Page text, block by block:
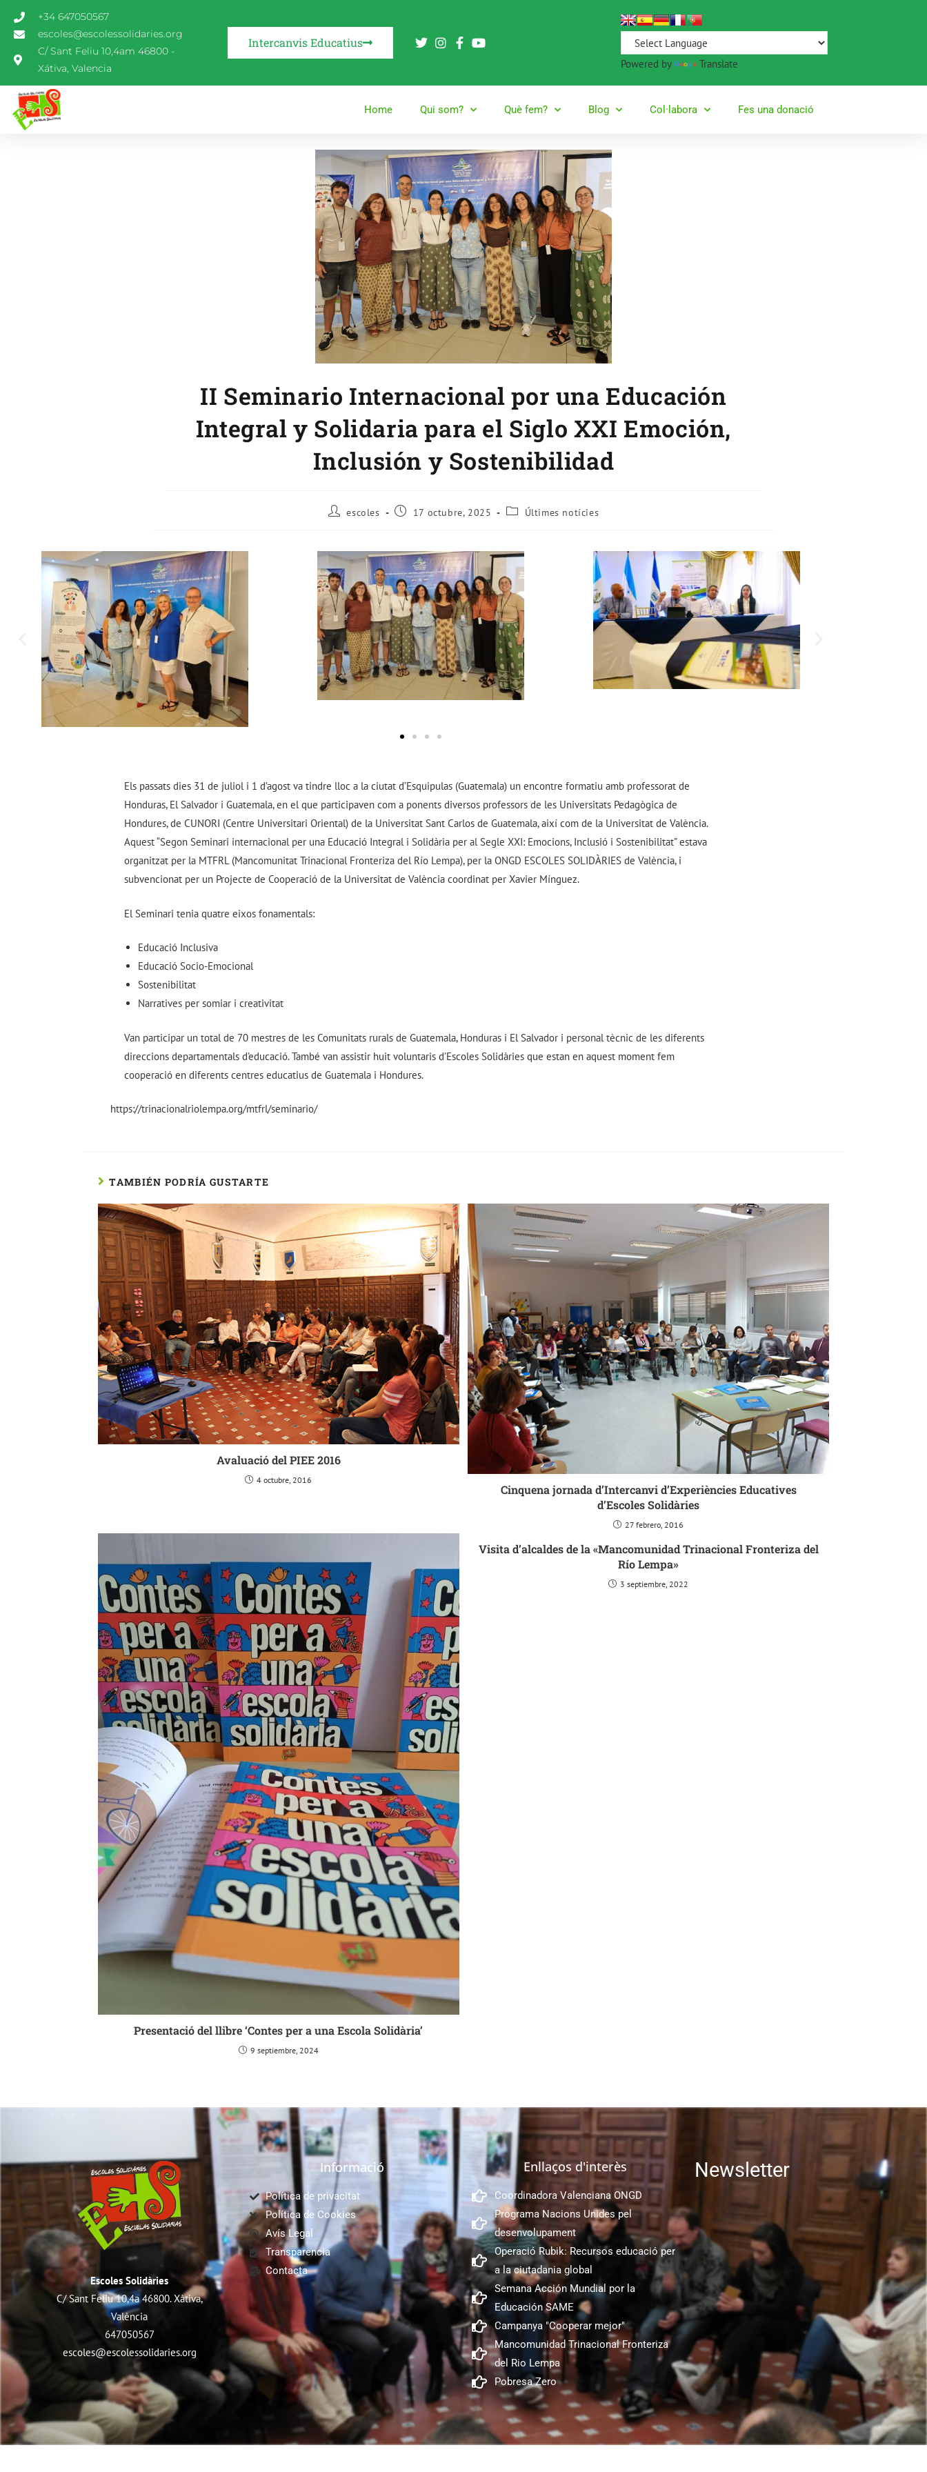
+34 647050567
escoles@escolessolidaries.org
C/ Sant Feliu 10,4am 46800 -
Xátiva, Valencia
Intercanvis Educatius
Powered by Translate
Home Qui som? Què fem? Blog Col·labora Fes una donació
II Seminario Internacional por una Educación
Integral y Solidaria para el Siglo XXI Emoción,
Inclusión y Sostenibilidad
escoles 17 octubre, 2025 Últimes notícies
Els passats dies 31 de juliol i 1 d’agost va tindre lloc a la ciutat d’Esquipulas (Guatemala) un encontre formatiu amb professorat de
Honduras, El Salvador i Guatemala, en el que participaven com a ponents diversos professors de les Universitats Pedagògica de
Hondures, de CUNORI (Centre Universitari Oriental) de la Universitat Sant Carlos de Guatemala, així com de la Universitat de València.
Aquest “Segon Seminari internacional per una Educació Integral i Solidària per al Segle XXI: Emocions, Inclusió i Sostenibilitat” estava
organitzat per la MTFRL (Mancomunitat Trinacional Fronteriza del Río Lempa), per la ONGD ESCOLES SOLIDÀRIES de València, i
subvencionat per un Projecte de Cooperació de la Universitat de València coordinat per Xavier Mínguez.
El Seminari tenia quatre eixos fonamentals:
Educació Inclusiva
Educació Socio-Emocional
Sostenibilitat
Narratives per somiar i creativitat
Van participar un total de 70 mestres de les Comunitats rurals de Guatemala, Honduras i El Salvador i personal tècnic de les diferents
direccions departamentals d’educació. També van assistir huit voluntaris d’Escoles Solidàries que estan en aquest moment fem
cooperació en diferents centres educatius de Guatemala i Hondures.
https://trinacionalriolempa.org/mtfrl/seminario/
TAMBIÉN PODRÍA GUSTARTE
Avaluació del PIEE 2016
4 octubre, 2016
Cinquena jornada d’Intercanvi d’Experiències Educatives
d’Escoles Solidàries
27 febrero, 2016
Presentació del llibre ‘Contes per a una Escola Solidària’
9 septiembre, 2024
Visita d’alcaldes de la «Mancomunidad Trinacional Fronteriza del
Río Lempa»
3 septiembre, 2022
Escoles Solidàries
C/ Sant Feliu 10,4a 46800. Xàtiva,
València
647050567
escoles@escolessolidaries.org
Informació
Política de privacitat
Política de Cookies
Avís Legal
Transparencia
Contacta
Enllaços d'interès
Coordinadora Valenciana ONGD
Programa Nacions Unides pel
desenvolupament
Operació Rubik: Recursos educació per
a la ciutadania global
Semana Acción Mundial por la
Educación SAME
Campanya "Cooperar mejor"
Mancomunidad Trinacional Fronteriza
del Rio Lempa
Pobresa Zero
Newsletter